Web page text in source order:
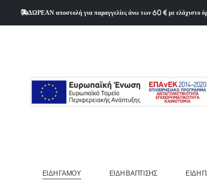
ΔΩΡΕΑΝ αποστολή για παραγγελίες άνω των 60 € με ελάχιστο
ΕΊΔΗ ΓΆΜΟΥ ΕΊΔΗ ΒΆΠΤΙΣΗΣ ΕΊΔΗ